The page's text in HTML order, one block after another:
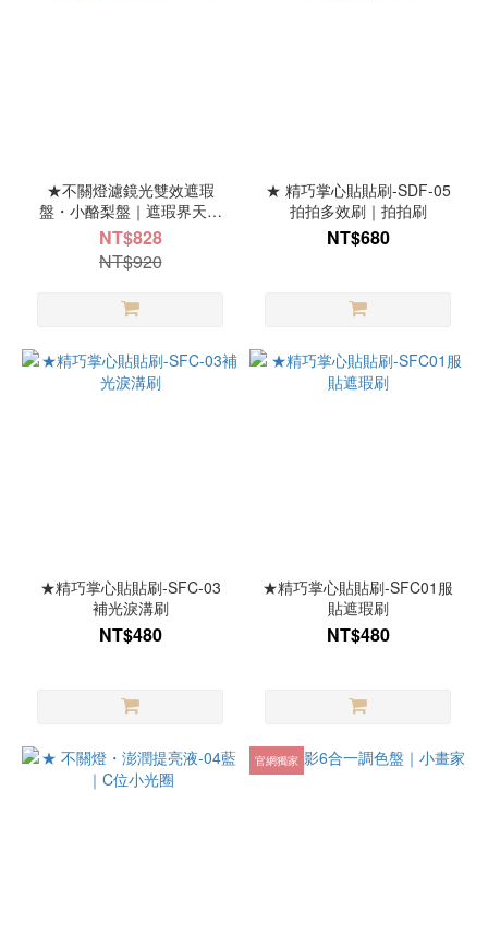
★不關燈濾鏡光雙效遮瑕
盤・小酪梨盤｜遮瑕界天花
板
NT$828
NT$920
★ 精巧掌心貼貼刷-SDF-05
拍拍多效刷｜拍拍刷
NT$680
★精巧掌心貼貼刷-SFC-03
補光淚溝刷
NT$480
★精巧掌心貼貼刷-SFC01服
貼遮瑕刷
NT$480
官網獨家